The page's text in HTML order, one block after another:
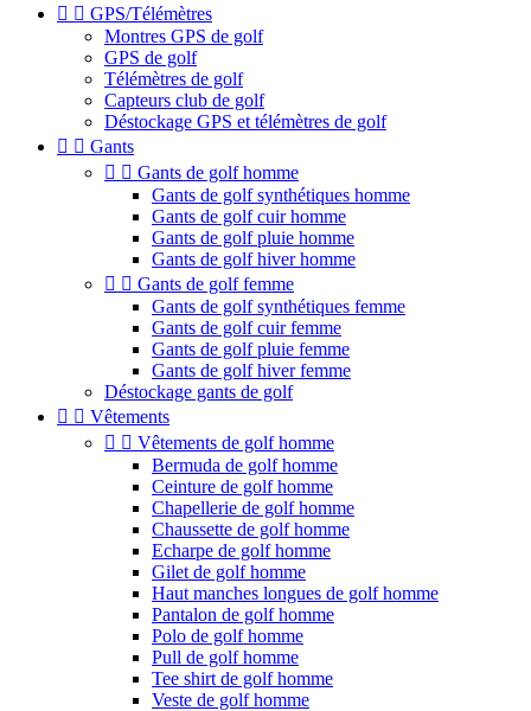
  GPS/Télémètres
Montres GPS de golf
GPS de golf
Télémètres de golf
Capteurs club de golf
Déstockage GPS et télémètres de golf
  Gants
  Gants de golf homme
Gants de golf synthétiques homme
Gants de golf cuir homme
Gants de golf pluie homme
Gants de golf hiver homme
  Gants de golf femme
Gants de golf synthétiques femme
Gants de golf cuir femme
Gants de golf pluie femme
Gants de golf hiver femme
Déstockage gants de golf
  Vêtements
  Vêtements de golf homme
Bermuda de golf homme
Ceinture de golf homme
Chapellerie de golf homme
Chaussette de golf homme
Echarpe de golf homme
Gilet de golf homme
Haut manches longues de golf homme
Pantalon de golf homme
Polo de golf homme
Pull de golf homme
Tee shirt de golf homme
Veste de golf homme